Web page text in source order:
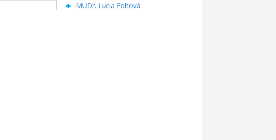
MUDr. Lucia Foltová